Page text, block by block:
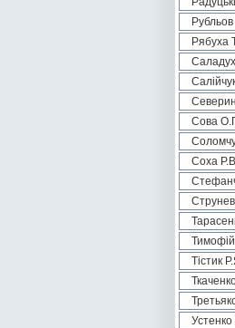
Рябуха
Сова
Соха
Тістик